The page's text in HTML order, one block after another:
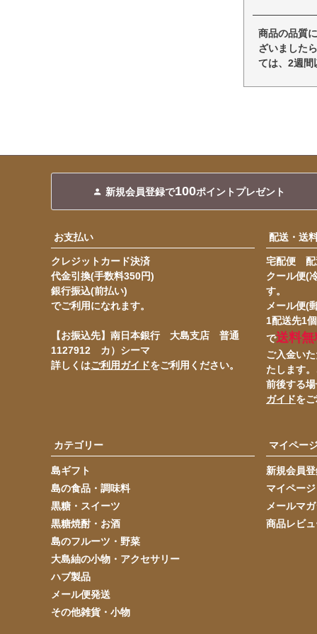
商品の品質
ざいました
ては、2週間
新規会員登録で100ポイントプレゼント
お支払い
クレジットカード決済
代金引換(手数料350円)
銀行振込(前払い)
でご利用になれます。
【お振込先】南日本銀行 大島支店 普通
1127912 カ）シーマ
詳しくはご利用ガイドをご利用ください。
配送・送
宅配便 配
クール便(
す。
メール便(
1配送先1
で送料無
ご入金い
たします
前後する
ガイドを
カテゴリー
島ギフト
島の食品・調味料
黒糖・スイーツ
黒糖焼酎・お酒
島のフルーツ・野菜
大島紬の小物・アクセサリー
ハブ製品
メール便発送
その他雑貨・小物
マイペー
新規会員
マイページ
メールマ
商品レビ